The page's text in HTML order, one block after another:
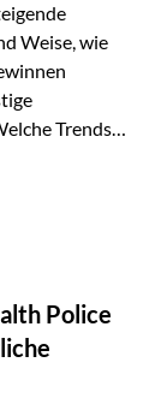
Weise, wie
Trends
die
und
Betreuung
kann
im
Police